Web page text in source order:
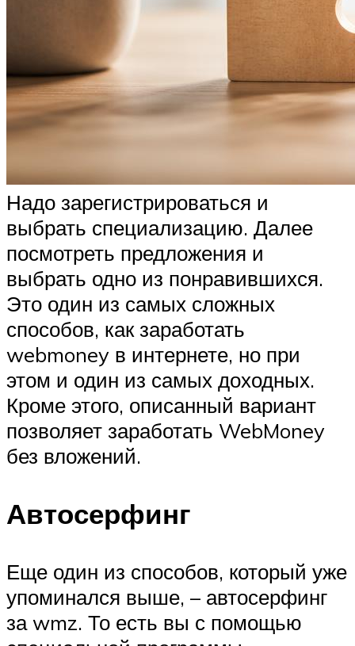
Надо зарегистрироваться и
выбрать специализацию. Далее
посмотреть предложения и
выбрать одно из понравившихся.
Это один из самых сложных
способов, как заработать
webmoney в интернете, но при
этом и один из самых доходных.
Кроме этого, описанный вариант
позволяет заработать WebMoney
без вложений.
Автосерфинг
Еще один из способов, который уже
упоминался выше, – автосерфинг
за wmz. То есть вы с помощью